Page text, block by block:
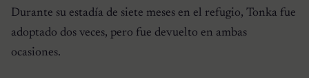
Durante su estadía de siete meses en el refugio, Tonka fue
adoptado dos veces, pero fue devuelto en ambas
ocasiones.